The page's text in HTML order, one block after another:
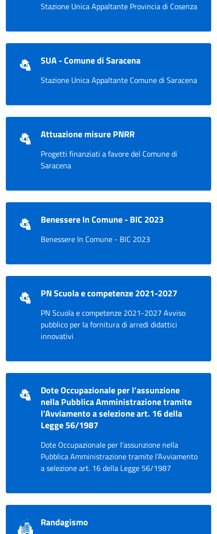
Stazione Unica Appaltante Provincia di Cosenza
SUA - Comune di Saracena
Stazione Unica Appaltante Comune di Saracena
Attuazione misure PNRR
Progetti finanziati a favore del Comune di
Saracena
Benessere In Comune - BIC 2023
Benessere In Comune - BIC 2023
PN Scuola e competenze 2021-2027
PN Scuola e competenze 2021-2027 Avviso
pubblico per la fornitura di arredi didattici
innovativi
Dote Occupazionale per l’assunzione
nella Pubblica Amministrazione tramite
l’Avviamento a selezione art. 16 della
Legge 56/1987
Dote Occupazionale per l’assunzione nella
Pubblica Amministrazione tramite l’Avviamento
a selezione art. 16 della Legge 56/1987
Randagismo